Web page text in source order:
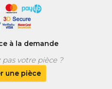
à la demande
pas votre pièce ?
une pièce